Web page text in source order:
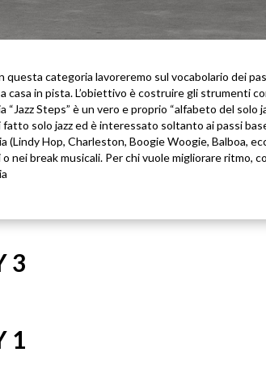
questa categoria lavoreremo sul vocabolario dei
casa in pista. L’obiettivo è costruire gli strumenti
“Jazz Steps” è un vero e proprio “alfabeto del solo
fatto solo jazz ed è interessato soltanto ai passi
(Lindy Hop, Charleston, Boogie Woogie, Balboa,
nei break musicali. Per chi vuole migliorare ritmo,
3
1